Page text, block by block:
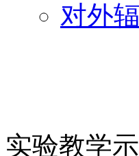
对外
实验教学